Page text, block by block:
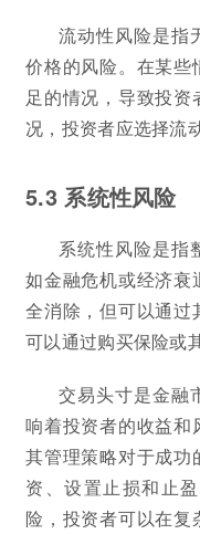
流动性风险是指
价格的风险。在某些
足的情况，导致投
况，投资者应选择流
5.3 系统性风险
系统性风险是指
如金融危机或经济
全消除，但可以通
可以通过购买保险或
交易头寸是金融
响着投资者的收益和
其管理策略对于成功
资、设置止损和止
险，投资者可以在